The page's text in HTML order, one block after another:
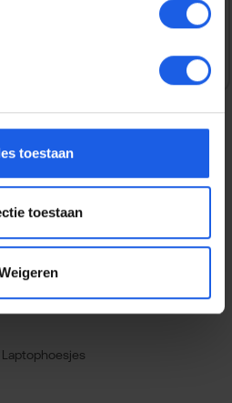
toestaan
toestaan
Sleeve biedt niet alleen
maar ook voor je dagelijkse
Laptophoesjes